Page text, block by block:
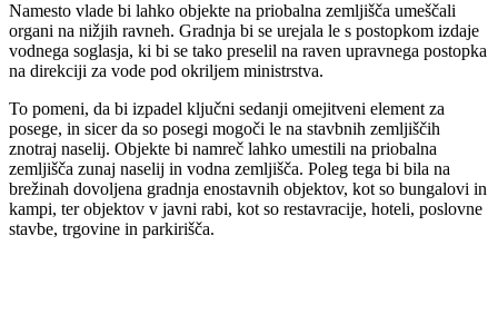
Namesto vlade bi lahko objekte na priobalna zemljišča umeščali
organi na nižjih ravneh. Gradnja bi se urejala le s postopkom izdaje
vodnega soglasja, ki bi se tako preselil na raven upravnega postopka
na direkciji za vode pod okriljem ministrstva.
To pomeni, da bi izpadel ključni sedanji omejitveni element za
posege, in sicer da so posegi mogoči le na stavbnih zemljiščih
znotraj naselij. Objekte bi namreč lahko umestili na priobalna
zemljišča zunaj naselij in vodna zemljišča. Poleg tega bi bila na
brežinah dovoljena gradnja enostavnih objektov, kot so bungalovi in
kampi, ter objektov v javni rabi, kot so restavracije, hoteli, poslovne
stavbe, trgovine in parkirišča.